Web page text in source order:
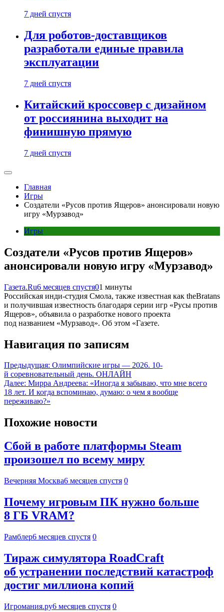
7 дней спустя
Для роботов-доставщиков
разработали единые правила
эксплуатации
7 дней спустя
Китайский кроссовер с дизайном
от россиянина выходит на
финишную прямую
7 дней спустя
Главная
Игры
Создатели «Русов против Ящеров» анонсировали новую
игру «Мурзавод»
Игры
Создатели «Русов против Ящеров»
анонсировали новую игру «Мурзавод»
Газета.Ru6 месяцев спустя01 минуты
Российская инди-студия Смола, также известная как theBratans
и получившая известность благодаря серии игр «Русы против
Ящеров», объявила о разработке нового проекта
под названием «Мурзавод». Об этом «Газете.
Навигация по записям
Предыдущая: Олимпийские игры — 2026. 10-
й соревновательный день. ОНЛАЙН
Далее: Мирра Андреева: «Иногда я забываю, что мне всего
18 лет. И когда вспоминаю, думаю: о чем я вообще
переживаю?»
Похожие новости
Сбой в работе платформы Steam
произошел по всему миру
Вечерняя Москва6 месяцев спустя 0
Почему игровым ПК нужно больше
8 ГБ VRAM?
Рамблер6 месяцев спустя 0
Тираж симулятора RoadCraft
об устранении последствий катастроф
достиг миллиона копий
Игромания.ру6 месяцев спустя 0